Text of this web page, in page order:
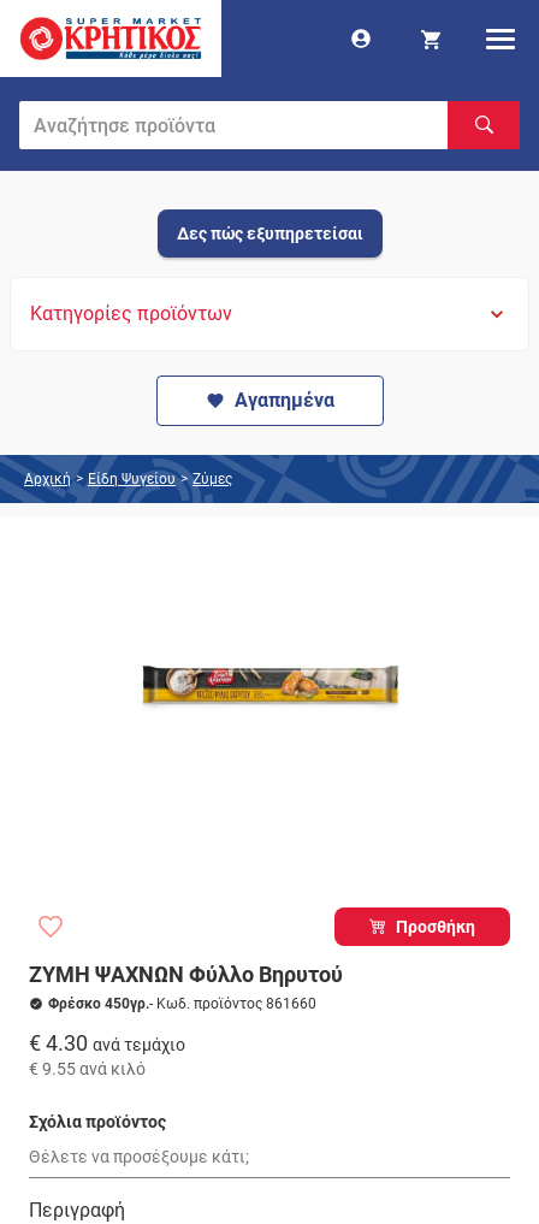
Δες πώς εξυπηρετείσαι
Κατηγορίες προϊόντων
Αγαπημένα
Αρχική > Είδη Ψυγείου > Ζύμες
Προσθήκη
ΖΥΜΗ ΨΑΧΝΩΝ Φύλλο Βηρυτού
Φρέσκο 450γρ.- Κωδ. προϊόντος 861660
€ 4.30 ανά τεμάχιο
€ 9.55ανά κιλό
Σχόλια προϊόντος
Περιγραφή